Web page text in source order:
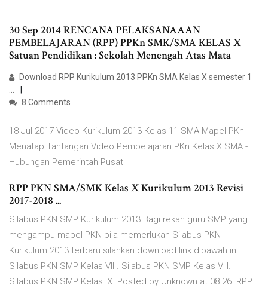
30 Sep 2014 RENCANA PELAKSANAAAN
PEMBELAJARAN (RPP) PPKn SMK/SMA KELAS X
Satuan Pendidikan : Sekolah Menengah Atas Mata
Download RPP Kurikulum 2013 PPKn SMA Kelas X semester 1
...
8 Comments
18 Jul 2017 Video Kurikulum 2013 Kelas 11 SMA Mapel PKn
Menatap Tantangan Video Pembelajaran PKn Kelas X SMA -
Hubungan Pemerintah Pusat
RPP PKN SMA/SMK Kelas X Kurikulum 2013 Revisi
2017-2018 ...
Silabus PKN SMP Kurikulum 2013 Bagi rekan guru SMP yang
mengampu mapel PKN bila memerlukan Silabus PKN
Kurikulum 2013 terbaru silahkan download link dibawah ini!
Silabus PKN SMP Kelas VII . Silabus PKN SMP Kelas VIII.
Silabus PKN SMP Kelas IX. Posted by Unknown at 08.26. RPP